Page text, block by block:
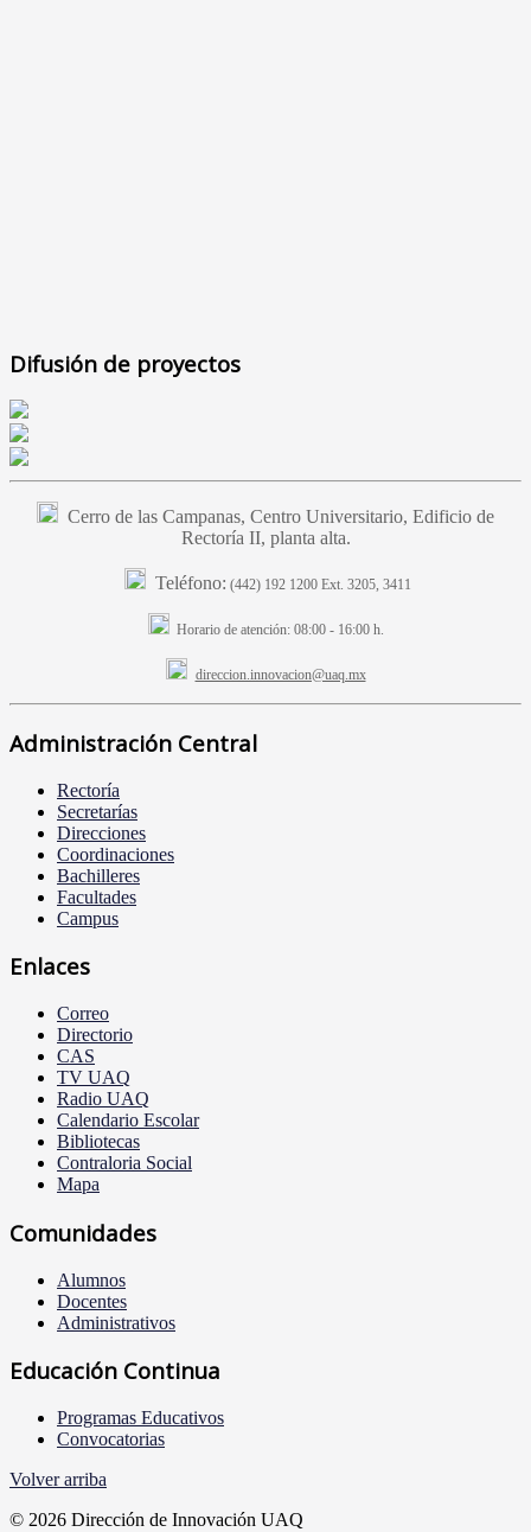
Difusión de proyectos
Cerro de las Campanas, Centro Universitario, Edificio de
Rectoría II, planta alta.
Teléfono: (442) 192 1200 Ext. 3205, 3411
Horario de atención:08:00 - 16:00 h.
direccion.innovacion@uaq.mx
Administración Central
Rectoría
Secretarías
Direcciones
Coordinaciones
Bachilleres
Facultades
Campus
Enlaces
Correo
Directorio
CAS
TV UAQ
Radio UAQ
Calendario Escolar
Bibliotecas
Contraloria Social
Mapa
Comunidades
Alumnos
Docentes
Administrativos
Educación Continua
Programas Educativos
Convocatorias
Volver arriba
© 2026 Dirección de Innovación UAQ